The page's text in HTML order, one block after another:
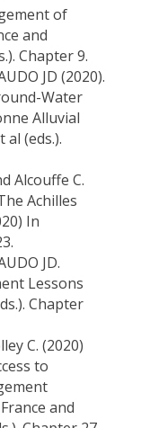
of
and
Chapter 9.
JD (2020).
Water
Alluvial
al (eds.).
Alcouffe C.
Achilles
In
JD.
Lessons
Chapter
C. (2020)
to
and